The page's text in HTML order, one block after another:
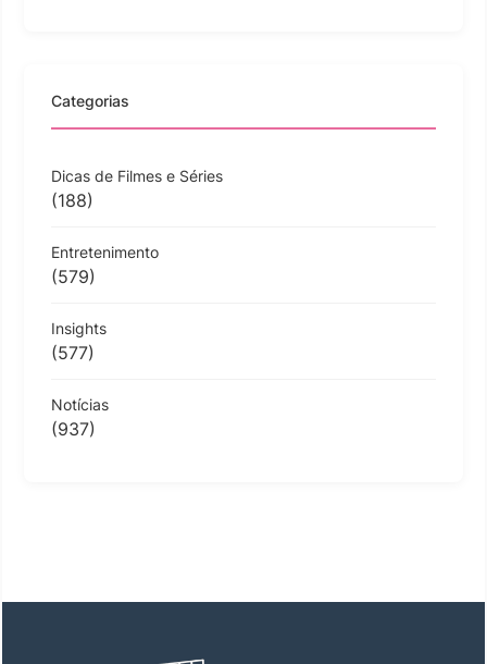
Categorias
Dicas de Filmes e Séries
(188)
Entretenimento
(579)
Insights
(577)
Notícias
(937)